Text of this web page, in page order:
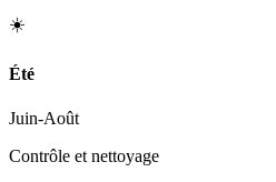
☀️
Été
Juin-Août
Contrôle et nettoyage